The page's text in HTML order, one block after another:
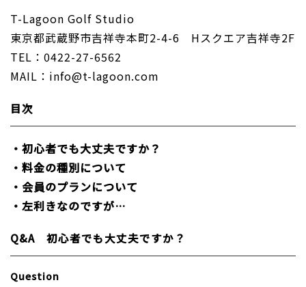
T-Lagoon Golf Studio
東京都武蔵野市吉祥寺本町2-4-6 Hスクエア吉祥寺2F
TEL：0422-27-6562
MAIL：info@t-lagoon.com
目次
・初心者でも大丈夫ですか？
・料金の種別について
・会員のプランについて
・左利きなのですが…
Q&A 初心者でも大丈夫ですか？
Question